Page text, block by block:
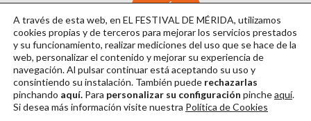
SUSCRÍBETE
AL BOLETÍN
A través de esta web, en EL FESTIVAL DE MÉRIDA, utilizamos
cookies propias y de terceros para mejorar los servicios prestados
y su funcionamiento, realizar mediciones del uso que se hace de la
web, personalizar el contenido y mejorar su experiencia de
navegación. Al pulsar continuarestá aceptando su uso y
consintiendo su instalación. También puede rechazarlas
pinchando aquí. Para personalizar su configuración pincheaquí.
Si desea más información visite nuestra Política de Cookies